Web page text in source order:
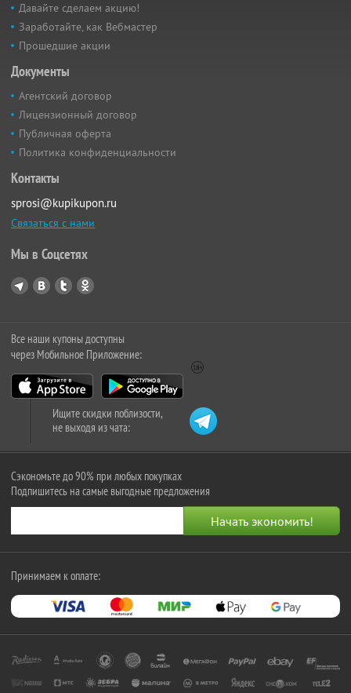
Давайте сделаем акцию!
Заработайте, как Вебмастер
Прошедшие акции
Документы
Агентский договор
Лицензионный договор
Публичная оферта
Политика конфиденциальности
Контакты
sprosi@kupikupon.ru
Связаться с нами
Мы в Соцсетях
Все наши купоны доступны
через Мобильное Приложение:
Ищите скидки поблизости,
не выходя из чата:
Сэкономьте до 90% при любых покупках
Подпишитесь на самые выгодные предложения
Принимаем к оплате: